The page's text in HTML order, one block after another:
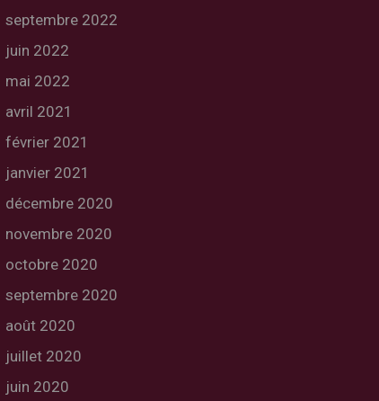
septembre 2022
juin 2022
mai 2022
avril 2021
février 2021
janvier 2021
décembre 2020
novembre 2020
octobre 2020
septembre 2020
août 2020
juillet 2020
juin 2020